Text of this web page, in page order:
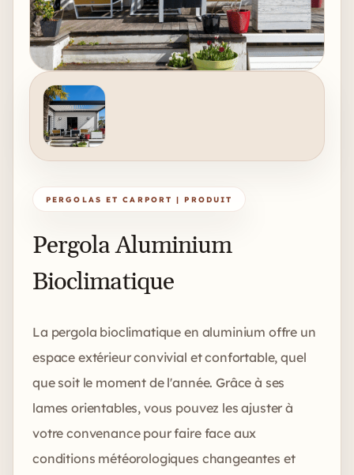
PERGOLAS ET CARPORT | PRODUIT
Pergola Aluminium
Bioclimatique
La pergola bioclimatique en aluminium offre un
espace extérieur convivial et confortable, quel
que soit le moment de l'année. Grâce à ses
lames orientables, vous pouvez les ajuster à
votre convenance pour faire face aux
conditions météorologiques changeantes et